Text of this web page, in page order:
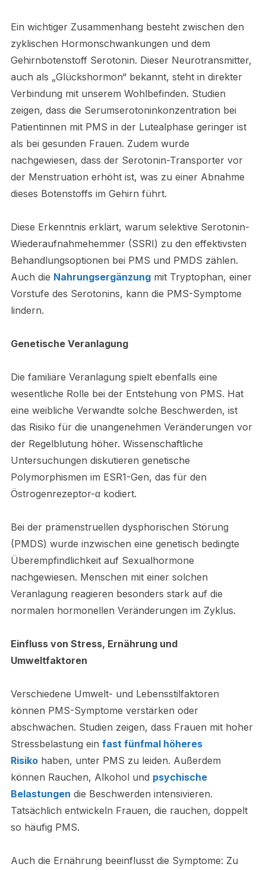
Ein wichtiger Zusammenhang besteht zwischen den
zyklischen Hormonschwankungen und dem
Gehirnbotenstoff Serotonin. Dieser Neurotransmitter,
auch als „Glückshormon“ bekannt, steht in direkter
Verbindung mit unserem Wohlbefinden. Studien
zeigen, dass die Serumserotoninkonzentration bei
Patientinnen mit PMS in der Lutealphase geringer ist
als bei gesunden Frauen. Zudem wurde
nachgewiesen, dass der Serotonin-Transporter vor
der Menstruation erhöht ist, was zu einer Abnahme
dieses Botenstoffs im Gehirn führt.
Diese Erkenntnis erklärt, warum selektive Serotonin-
Wiederaufnahmehemmer (SSRI) zu den effektivsten
Behandlungsoptionen bei PMS und PMDS zählen.
Auch die Nahrungsergänzungmit Tryptophan, einer
Vorstufe des Serotonins, kann die PMS-Symptome
lindern.
Genetische Veranlagung
Die familiäre Veranlagung spielt ebenfalls eine
wesentliche Rolle bei der Entstehung von PMS. Hat
eine weibliche Verwandte solche Beschwerden, ist
das Risiko für die unangenehmen Veränderungen vor
der Regelblutung höher. Wissenschaftliche
Untersuchungen diskutieren genetische
Polymorphismen im ESR1-Gen, das für den
Östrogenrezeptor-α kodiert.
Bei der prämenstruellen dysphorischen Störung
(PMDS) wurde inzwischen eine genetisch bedingte
Überempfindlichkeit auf Sexualhormone
nachgewiesen. Menschen mit einer solchen
Veranlagung reagieren besonders stark auf die
normalen hormonellen Veränderungen im Zyklus.
Einfluss von Stress, Ernährung und
Umweltfaktoren
Verschiedene Umwelt- und Lebensstilfaktoren
können PMS-Symptome verstärken oder
abschwächen. Studien zeigen, dass Frauen mit hoher
Stressbelastung ein fast fünfmal höheres
Risikohaben, unter PMS zu leiden. Außerdem
können Rauchen, Alkohol und psychische
Belastungen die Beschwerden intensivieren.
Tatsächlich entwickeln Frauen, die rauchen, doppelt
so häufig PMS.
Auch die Ernährung beeinflusst die Symptome: Zu